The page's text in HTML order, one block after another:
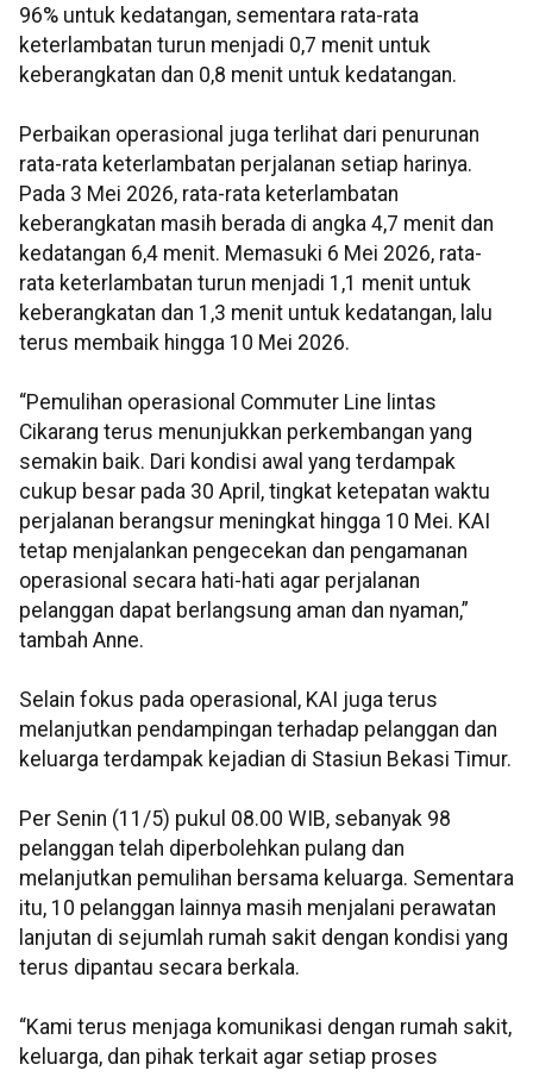
96% untuk kedatangan, sementara rata-rata
keterlambatan turun menjadi 0,7 menit untuk
keberangkatan dan 0,8 menit untuk kedatangan.
Perbaikan operasional juga terlihat dari penurunan
rata-rata keterlambatan perjalanan setiap harinya.
Pada 3 Mei 2026, rata-rata keterlambatan
keberangkatan masih berada di angka 4,7 menit dan
kedatangan 6,4 menit. Memasuki 6 Mei 2026, rata-
rata keterlambatan turun menjadi 1,1 menit untuk
keberangkatan dan 1,3 menit untuk kedatangan, lalu
terus membaik hingga 10 Mei 2026.
“Pemulihan operasional Commuter Line lintas
Cikarang terus menunjukkan perkembangan yang
semakin baik. Dari kondisi awal yang terdampak
cukup besar pada 30 April, tingkat ketepatan waktu
perjalanan berangsur meningkat hingga 10 Mei. KAI
tetap menjalankan pengecekan dan pengamanan
operasional secara hati-hati agar perjalanan
pelanggan dapat berlangsung aman dan nyaman,”
tambah Anne.
Selain fokus pada operasional, KAI juga terus
melanjutkan pendampingan terhadap pelanggan dan
keluarga terdampak kejadian di Stasiun Bekasi Timur.
Per Senin (11/5) pukul 08.00 WIB, sebanyak 98
pelanggan telah diperbolehkan pulang dan
melanjutkan pemulihan bersama keluarga. Sementara
itu, 10 pelanggan lainnya masih menjalani perawatan
lanjutan di sejumlah rumah sakit dengan kondisi yang
terus dipantau secara berkala.
“Kami terus menjaga komunikasi dengan rumah sakit,
keluarga, dan pihak terkait agar setiap proses